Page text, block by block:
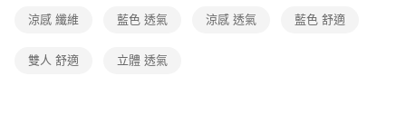
涼感 纖維 藍色 透氣 涼感 透氣 藍色 舒適
雙人 舒適 立體 透氣